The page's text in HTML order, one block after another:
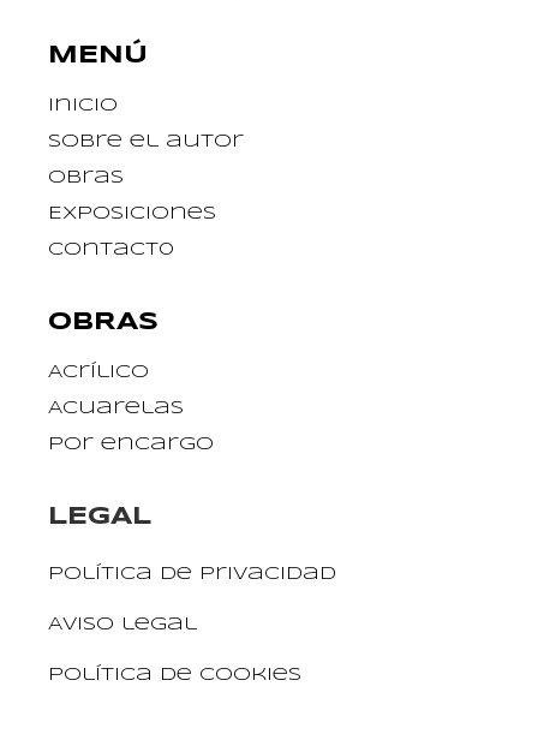
MENÚ
Inicio
Sobre el autor
Obras
Exposiciones
Contact0
OBRAS
Acrílico
Acuarelas
Por encargo
LEGAL
Política de privacidad
Aviso legal
Política de cookies